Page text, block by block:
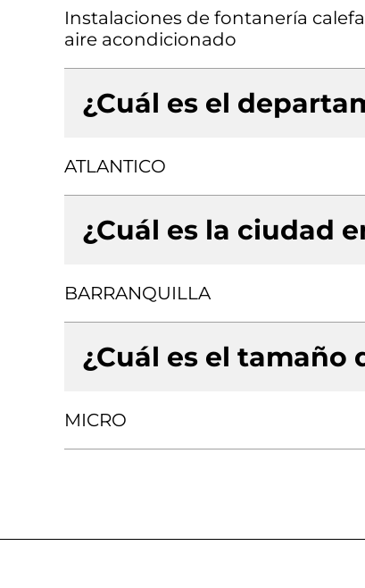
Instalaciones de fontanería
aire acondicionado
¿Cuál es el
ATLANTICO
¿Cuál es la ciudad
BARRANQUILLA
¿Cuál es el tamaño
MICRO